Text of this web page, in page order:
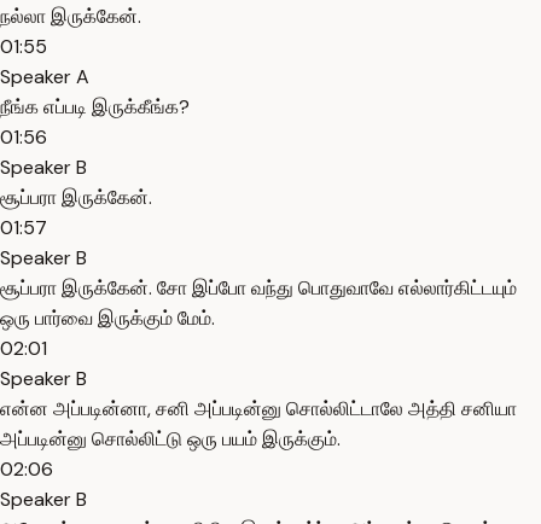
நல்லா இருக்கேன்.
01:55
Speaker A
நீங்க எப்படி இருக்கீங்க?
01:56
Speaker B
சூப்பரா இருக்கேன்.
01:57
Speaker B
சூப்பரா இருக்கேன். சோ இப்போ வந்து பொதுவாவே எல்லார்கிட்டயும்
ஒரு பார்வை இருக்கும் மேம்.
02:01
Speaker B
என்ன அப்படின்னா, சனி அப்படின்னு சொல்லிட்டாலே அத்தி சனியா
அப்படின்னு சொல்லிட்டு ஒரு பயம் இருக்கும்.
02:06
Speaker B